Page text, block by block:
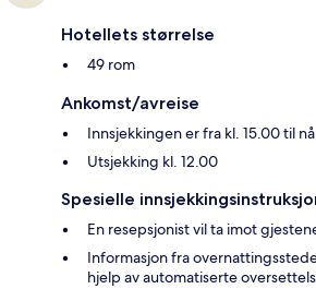
Hotellets størrelse
49 rom
Ankomst/avreise
Innsjekkingen er fra kl. 15.00 til
Utsjekking kl. 12.00
Spesielle
En resepsjonist vil ta imot
Informasjon fra
hjelp av automatiserte